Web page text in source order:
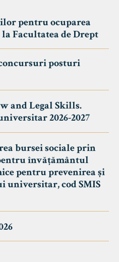
pentru ocuparea
Facultatea de Drept
posturi
and Legal Skills.
2026-2027
bursei sociale prin
învățământul
pentru prevenirea și
universitar, cod SMIS